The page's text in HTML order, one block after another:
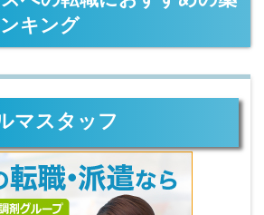
キング
マスタッフ